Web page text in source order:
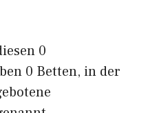
0
0 Betten, in der